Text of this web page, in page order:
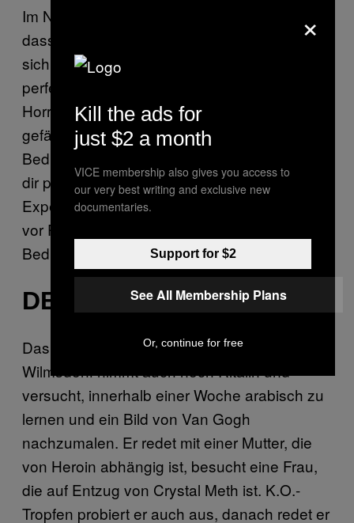
Im Nachgang hebt Wilmsdorff zunächst vor,
dass er durch den LSD-Trip nun mehr über
sich wüsste. “Doch, dass ich selbst unter
perfekten Bedingungen beinahe in einen
Horrortrip abgerutscht wäre, zeigt, wir
gefährlich diese Droge ist.” Perfekte
Bedingungen, really? Ein Kamerateam, das
dir permanent folgt, egal wohin? Dazu ein
Experte, der eine nicht angemessene Angst
vor Psychosen schürt? Sind das perfekte
Bedingungen?
DER REST
Das alles war grad mal die halbe Sendung.
Wilmsdorff nimmt auch noch Ritalin und
versucht, innerhalb einer Woche arabisch zu
lernen und ein Bild von Van Gogh
nachzumalen. Er redet mit einer Mutter, die
von Heroin abhängig ist, besucht eine Frau,
die auf Entzug von Crystal Meth ist. K.O.-
Tropfen probiert er auch aus, danach redet er
×
Kill the ads for
just $2 a month
VICE membership also gives you access to
our very best writing and exclusive new
documentaries.
Support for $2
See All Membership Plans
Or, continue for free